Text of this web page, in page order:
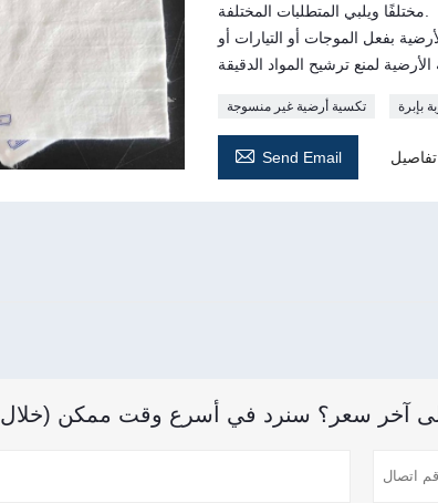
بفعل الموجات أو التيارات أو
تكسية أرضية غير منسوجة بإبرة
 Send Email تفاصيل
آخر سعر؟ سنرد في أسرع وقت ممكن (خلال 12 ساعة)